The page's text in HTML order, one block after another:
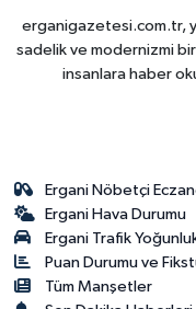
erganigazetesi.com.tr,
sadelik ve modernizmi
insanlara haber
Ergani Nöbetçi
Ergani Hava Durumu
Ergani Trafik
Puan Durumu ve
Tüm Manşetler